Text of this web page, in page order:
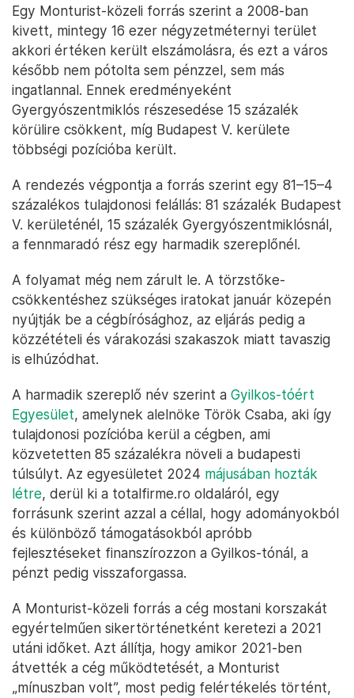
Egy Monturist-közeli forrás szerint a 2008-ban
kivett, mintegy 16 ezer négyzetméternyi terület
akkori értéken került elszámolásra, és ezt a város
később nem pótolta sem pénzzel, sem más
ingatlannal. Ennek eredményeként
Gyergyószentmiklós részesedése 15 százalék
körülire csökkent, míg Budapest V. kerülete
többségi pozícióba került.
A rendezés végpontja a forrás szerint egy 81–15–4
százalékos tulajdonosi felállás: 81 százalék Budapest
V. kerületénél, 15 százalék Gyergyószentmiklósnál,
a fennmaradó rész egy harmadik szereplőnél.
A folyamat még nem zárult le. A törzstőke-
csökkentéshez szükséges iratokat január közepén
nyújtják be a cégbírósághoz, az eljárás pedig a
közzétételi és várakozási szakaszok miatt tavaszig
is elhúzódhat.
A harmadik szereplő név szerint a Gyilkos-tóért
Egyesület, amelynek alelnöke Török Csaba, aki így
tulajdonosi pozícióba kerül a cégben, ami
közvetetten 85 százalékra növeli a budapesti
túlsúlyt. Az egyesületet 2024 májusában hozták
létre, derül ki a totalfirme.ro oldaláról, egy
forrásunk szerint azzal a céllal, hogy adományokból
és különböző támogatásokból apróbb
fejlesztéseket finanszírozzon a Gyilkos-tónál, a
pénzt pedig visszaforgassa.
A Monturist-közeli forrás a cég mostani korszakát
egyértelműen sikertörténetként keretezi a 2021
utáni időket. Azt állítja, hogy amikor 2021-ben
átvették a cég működtetését, a Monturist
„mínuszban volt”, most pedig felértékelés történt,